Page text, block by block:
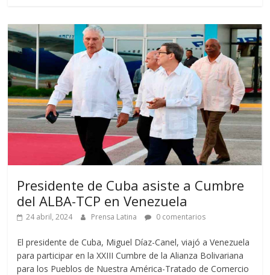
Presidente de Cuba asiste a Cumbre
del ALBA-TCP en Venezuela
24 abril, 2024 Prensa Latina 0 comentarios
El presidente de Cuba, Miguel Díaz-Canel, viajó a Venezuela
para participar en la XXIII Cumbre de la Alianza Bolivariana
para los Pueblos de Nuestra América-Tratado de Comercio